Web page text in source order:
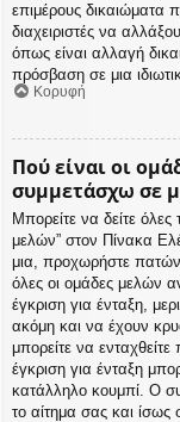
επιμέρους δικαιώματα
διαχειριστές να
όπως είναι αλλαγή
πρόσβαση σε μια
Κορυφή
Πού είναι οι
συμμετάσχω σε
Μπορείτε να δείτε
μελών” στον Πίνακα
μια, προχωρήστε
όλες οι ομάδες μελών
έγκριση για ένταξη,
ακόμη και να έχουν
μπορείτε να
έγκριση για ένταξη
κατάλληλο κουμπί. Ο
το αίτημα σας και ίσως